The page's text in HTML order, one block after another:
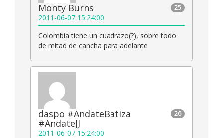
25
Monty Burns
2011-06-07 15:24:00
Colombia tiene un cuadrazo(?), sobre todo
de mitad de cancha para adelante
26
daspo #AndateBatiza
#AndateJJ
2011-06-07 15:24:00